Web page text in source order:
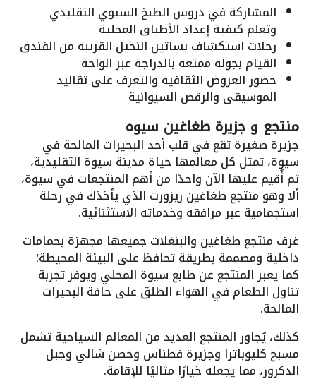
المشاركة في دروس الطبخ السيوي التقليدي
وتعلم كيفية إعداد الأطباق المحلية
رحلات استكشاف بساتين النخيل القريبة من الفندق
القيام بجولة ممتعة بالدراجة عبر الواحة
حضور العروض الثقافية والتعرف على تقاليد
الموسيقى والرقص السيوانية
منتجع و جزيرة طغاغين سيوه
جزيرة صغيرة تقع في قلب أحد البحيرات المالحة في
سيوة، تمثل كل معالمها حياة مدينة سيوة التقليدية،
ثم أُقيم عليها الآن واحدًا من أهم المنتجعات في سيوة،
ألا وهو منتجع طغاغين ريزورت الذي يأخذك في رحلة
استجمامية عبر مرافقه وخدماته الاستثنائية.
غرف منتجع طغاغين والبنغلات جميعها مجهزة بحمامات
داخلية ومصممة بطريقة تحافظ على البيئة المحيطة؛
كما يعبر المنتجع عن طابع سيوة المحلي ويوفر تجربة
تناول الطعام في الهواء الطلق على حافة البحيرات
المالحة.
كذلك، يُجاور المنتجع العديد من المعالم السياحية تشمل
مسبح كليوباترا وجزيرة فطناس وحصن شالي وجبل
الدكرور، مما يجعله خيارًا مثاليًا للإقامة.